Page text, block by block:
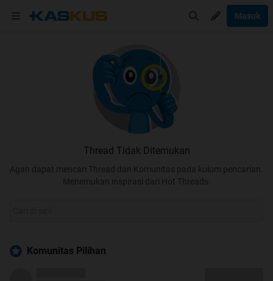
Masuk
Thread Tidak Ditemukan
Agan dapat mencari Thread dan Komunitas pada kolom pencarian.
Menemukan inspirasi dari Hot Threads.
Komunitas Pilihan